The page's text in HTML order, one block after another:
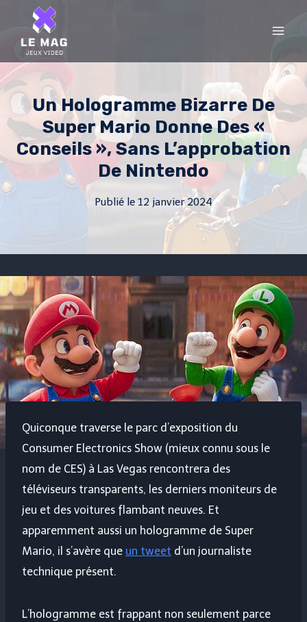
content
Un Hologramme Bizarre De
Super Mario Donne Des «
Conseils », Sans L’approbation
De Nintendo
Publié le 12 janvier 2024
Quiconque traverse le parc d’exposition du
Consumer Electronics Show (mieux connu sous le
nom de CES) à Las Vegas rencontrera des
téléviseurs transparents, les derniers moniteurs de
jeu et des voitures flambant neuves. Et
apparemment aussi un hologramme de Super
Mario, il s’avère que un tweet d’un journaliste
technique présent.
L’hologramme est frappant non seulement parce